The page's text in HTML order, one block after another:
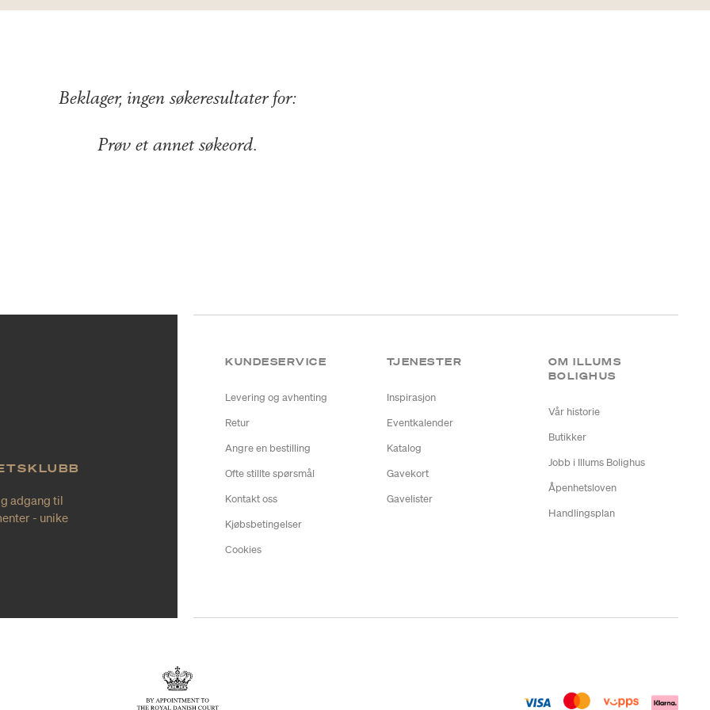
Beklager, ingen søkeresultater for:
Prøv et annet søkeord.
adgang til
- unike
KUNDESERVICE
Levering og avhenting
Retur
Angre en bestilling
Ofte stillte spørsmål
Kontakt oss
Kjøbsbetingelser
Cookies
TJENESTER
Inspirasjon
Eventkalender
Katalog
Gavekort
Gavelister
OM ILLUMS
BOLIGHUS
Vår historie
Butikker
Jobb i Illums Bolighus
Åpenhetsloven
Handlingsplan